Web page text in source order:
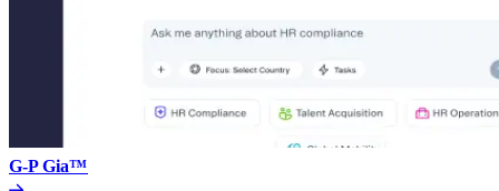
G-P Gia™​​